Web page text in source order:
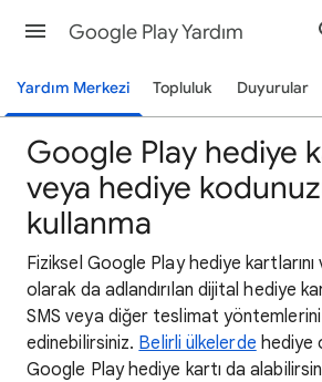
Google Play Yardım
Yardım Merkezi Topluluk Duyurular
Google Play hediye
veya hediye
kullanma
Fiziksel Google Play hediye
olarak da adlandırılan dijital hediye
SMS veya diğer teslimat
edinebilirsiniz. Belirli ülkelerde hediye
Google Play hediye kartı da